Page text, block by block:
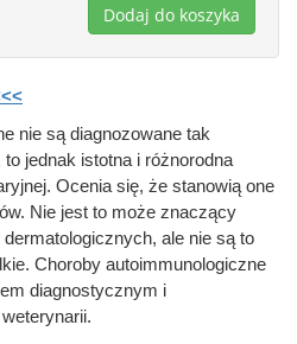
nie są diagnozowane tak
jednak istotna i różnorodna
Ocenia się, że stanowią one
Nie jest to może znaczący
ale nie są to
Choroby autoimmunologiczne
diagnostycznym i